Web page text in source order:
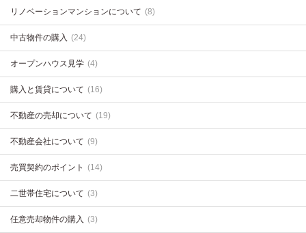
リノベーションマンションについて (8)
中古物件の購入 (24)
オープンハウス見学 (4)
購入と賃貸について (16)
不動産の売却について (19)
不動産会社について (9)
売買契約のポイント (14)
二世帯住宅について (3)
任意売却物件の購入 (3)